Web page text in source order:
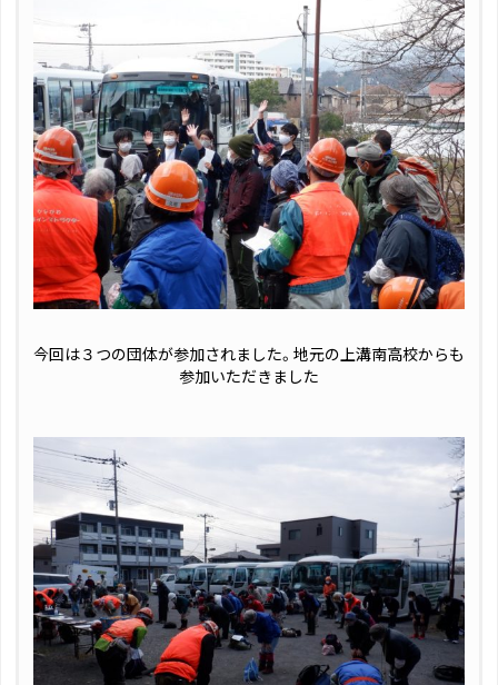
今回は３つの団体が参加されました。地元の上溝南高校からも
参加いただきました